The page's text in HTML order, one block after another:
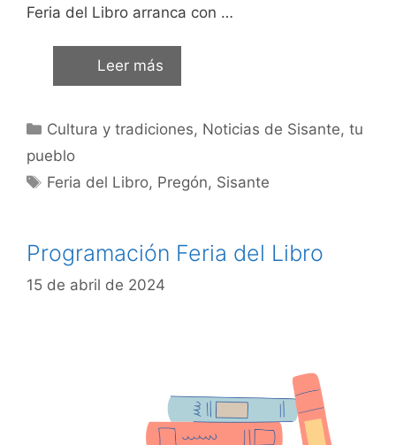
Feria del Libro arranca con …
Leer más
Cultura y tradiciones, Noticias de Sisante, tu
pueblo
Feria del Libro, Pregón, Sisante
Programación Feria del Libro
15 de abril de 2024